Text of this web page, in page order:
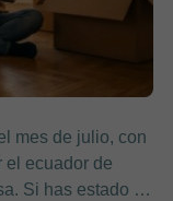
mes de julio, con
el ecuador de
Si has estado …